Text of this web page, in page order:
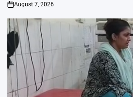
on
August 7, 2026